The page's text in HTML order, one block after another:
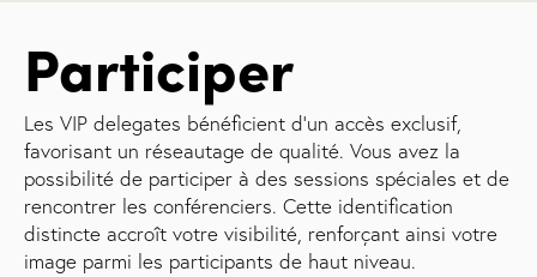
Participer
Les VIP delegates bénéficient d'un accès exclusif,
favorisant un réseautage de qualité. Vous avez la
possibilité de participer à des sessions spéciales et de
rencontrer les conférenciers. Cette identification
distincte accroît votre visibilité, renforçant ainsi votre
image parmi les participants de haut niveau.